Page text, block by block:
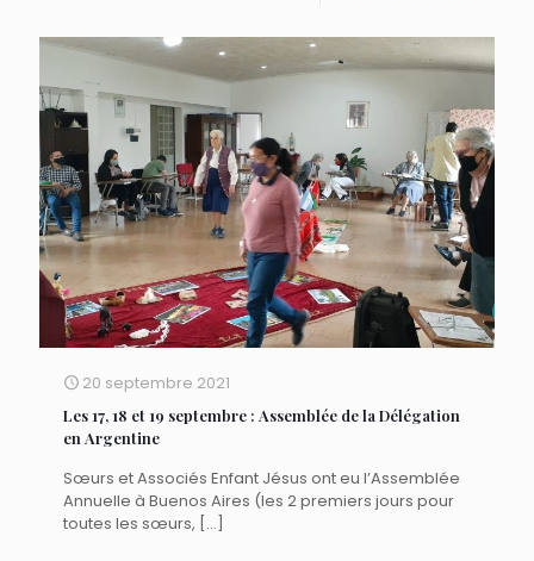
20 septembre 2021
Les 17, 18 et 19 septembre : Assemblée de la Délégation
en Argentine
Sœurs et Associés Enfant Jésus ont eu l’Assemblée
Annuelle à Buenos Aires (les 2 premiers jours pour
toutes les sœurs, […]